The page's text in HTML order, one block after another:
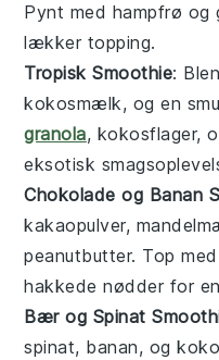
Pynt med hampfrø og
lækker topping.
Tropisk Smoothie:
kokosmælk, og en
granola, kokosflager,
eksotisk
Chokolade og Banan
kakaopulver,
peanutbutter. Top
hakkede nødder for
Bær og Spinat
spinat, banan, og